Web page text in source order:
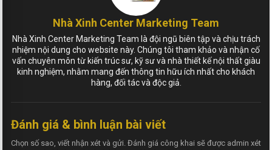
Nhà Xinh Center Marketing Team
Nhà Xinh Center Marketing Team là đội ngũ biên tập và chịu trách
nhiệm nội dung cho website này. Chúng tôi tham khảo và nhận cố
vấn chuyên môn từ kiến trúc sư, kỹ sư và nhà thiết kế nội thất giàu
kinh nghiệm, nhằm mang đến thông tin hữu ích nhất cho khách
hàng, đối tác và độc giả.
Đánh giá & bình luận bài viết
Chọn số sao, viết nhận xét và gửi. Đánh giá công khai sẽ được admin xét